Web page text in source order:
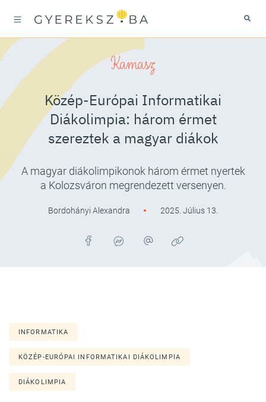
Kamasz
Közép-Európai Informatikai
Diákolimpia: három érmet
szereztek a magyar diákok
A magyar diákolimpikonok három érmet nyertek
a Kolozsváron megrendezett versenyen.
Bordohányi Alexandra 2025. Július 13.
INFORMATIKA
KÖZÉP-EURÓPAI INFORMATIKAI DIÁKOLIMPIA
DIÁKOLIMPIA